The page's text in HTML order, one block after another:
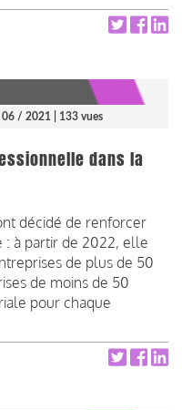
/ 2021 | 133 vues
dans la
décidé de renforcer
à partir de 2022, elle
de plus de 50
de moins de 50
pour chaque